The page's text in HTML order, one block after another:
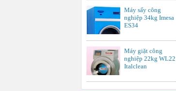
Máy sấy công
nghiệp 34kg Imesa
ES34
Máy giặt công
nghiệp 22kg WL22
Italclean